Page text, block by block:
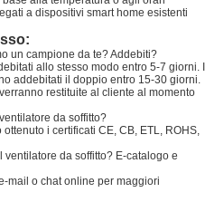
a dispositivi smart home esistenti
un campione da te? Addebiti?
allo stesso modo entro 5-7 giorni. I
addebitati il doppio entro 15-30 giorni.
restituite al cliente al momento
da soffitto?
i certificati CE, CB, ETL, ROHS,
da soffitto? E-catalogo e
mail o chat online per maggiori